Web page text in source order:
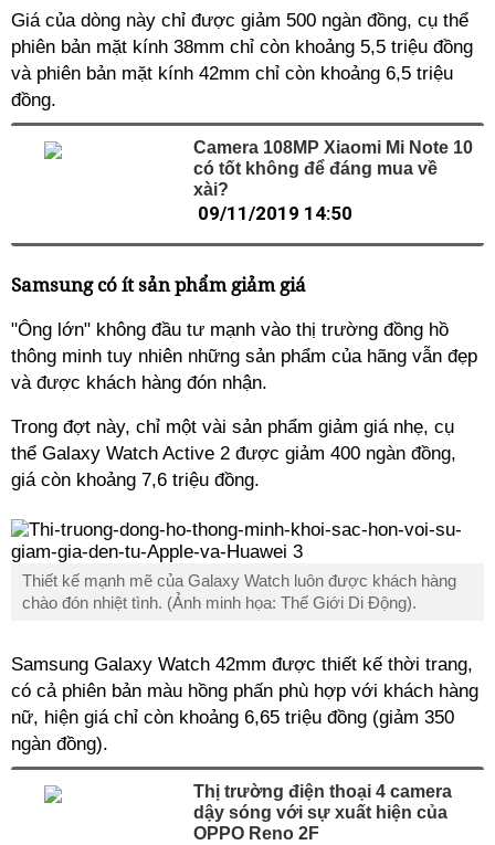
Giá của dòng này chỉ được giảm 500 ngàn đồng, cụ thể
phiên bản mặt kính 38mm chỉ còn khoảng 5,5 triệu đồng
và phiên bản mặt kính 42mm chỉ còn khoảng 6,5 triệu
đồng.
Camera 108MP Xiaomi Mi Note 10
có tốt không để đáng mua về
xài?
09/11/2019 14:50
Samsung có ít sản phẩm giảm giá
"Ông lớn" không đầu tư mạnh vào thị trường đồng hồ
thông minh tuy nhiên những sản phẩm của hãng vẫn đẹp
và được khách hàng đón nhận.
Trong đợt này, chỉ một vài sản phẩm giảm giá nhẹ, cụ
thể Galaxy Watch Active 2 được giảm 400 ngàn đồng,
giá còn khoảng 7,6 triệu đồng.
Thiết kế mạnh mẽ của Galaxy Watch luôn được khách hàng
chào đón nhiệt tình. (Ảnh minh họa: Thế Giới Di Động).
Samsung Galaxy Watch 42mm được thiết kế thời trang,
có cả phiên bản màu hồng phấn phù hợp với khách hàng
nữ, hiện giá chỉ còn khoảng 6,65 triệu đồng (giảm 350
ngàn đồng).
Thị trường điện thoại 4 camera
dậy sóng với sự xuất hiện của
OPPO Reno 2F